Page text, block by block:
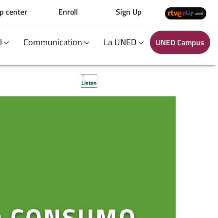
center Enroll Sign Up
Communication La UNED UNED Campus
Listen